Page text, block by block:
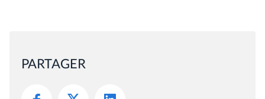
PARTAGER